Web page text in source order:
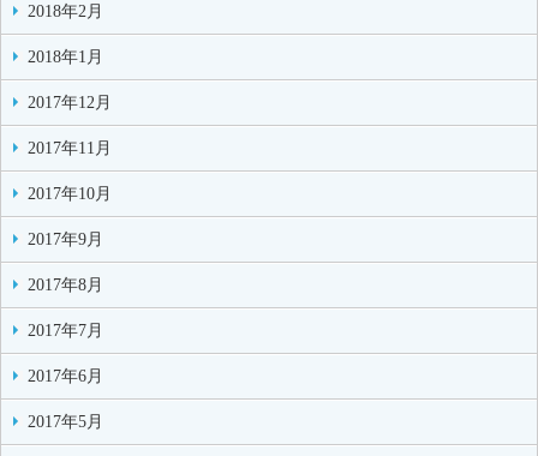
2018年2月
2018年1月
2017年12月
2017年11月
2017年10月
2017年9月
2017年8月
2017年7月
2017年6月
2017年5月